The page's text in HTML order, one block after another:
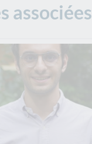
associées